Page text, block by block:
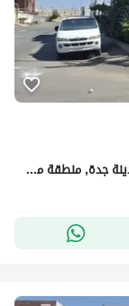
فيلا للبيع في شارع هبة الله الطيبي, حي الشراع, مدينة جدة, منطقة مكة المكرمة